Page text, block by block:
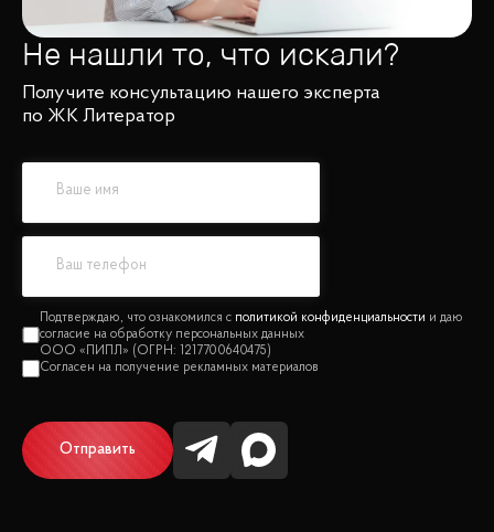
Не нашли то, что искали?
Получите консультацию нашего эксперта
по ЖК Литератор
политикой конфиденциальности
Отправить